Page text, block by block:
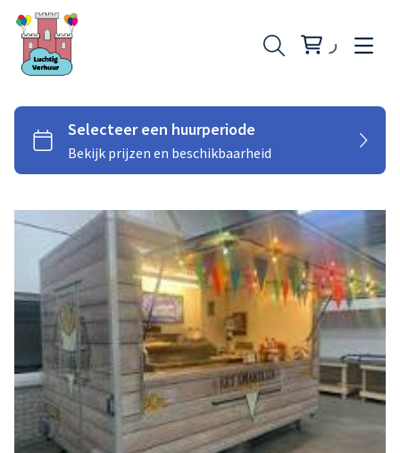
Skytubes
Springkussen klein
Springkussen middel
Springkussen groot
Stormbaan buikschuifbaan
Partytent